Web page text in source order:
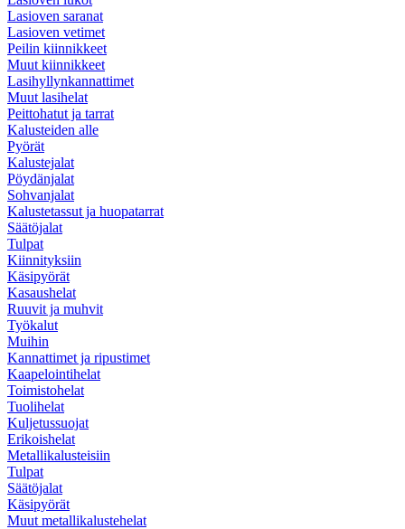
Lasioven saranat
Lasioven vetimet
Peilin kiinnikkeet
Muut kiinnikkeet
Lasihyllyn­kannattimet
Muut lasihelat
Peittohatut ja tarrat
Kalusteiden alle
Pyörät
Kalustejalat
Pöydänjalat
Sohvanjalat
Kalustetassut ja huopatarrat
Säätöjalat
Tulpat
Kiinnityksiin
Käsipyörät
Kasaushelat
Ruuvit ja muhvit
Työkalut
Muihin
Kannattimet ja ripustimet
Kaapelointihelat
Toimistohelat
Tuolihelat
Kuljetussuojat
Erikoishelat
Metallikalusteisiin
Tulpat
Säätöjalat
Käsipyörät
Muut metallikalustehelat